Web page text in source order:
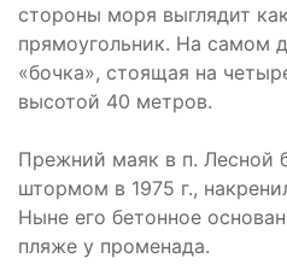
стороны моря выглядит
прямоугольник. На самом
«бочка», стоящая на
высотой 40 метров.
Прежний маяк в п. Лесной
штормом в 1975 г.,
Ныне его бетонное
пляже у променада.